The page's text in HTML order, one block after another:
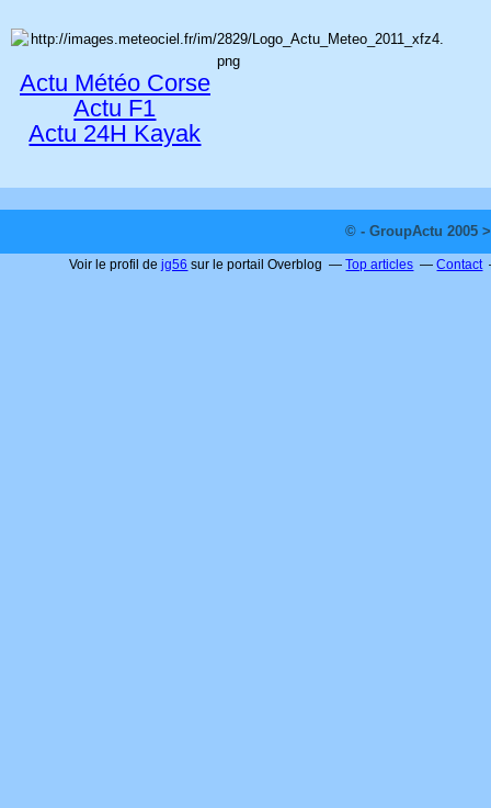
Actu Météo Corse
Actu F1
Actu 24H Kayak
© - GroupActu 2005
Voir le profil dejg56 sur le portail Overblog Top articles Contact